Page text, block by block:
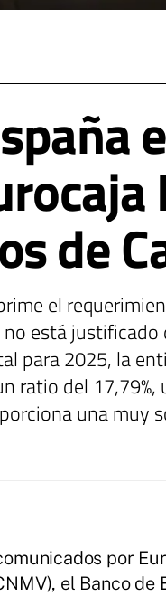
de
el
está
para 2025, la
ratio del
una muy
por
el Banco de